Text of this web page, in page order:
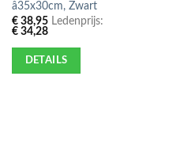
â35x30cm, Zwart
€38,95Ledenprijs:
€34,28
DETAILS